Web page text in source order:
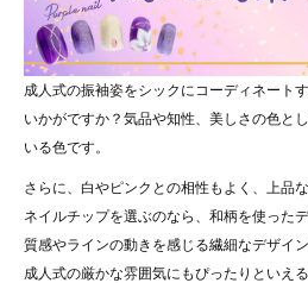
成人式の振袖姿をシックにコーディネート
いかがですか？気品や知性、美しさの色と
いる色です。
さらに、白やピンクとの相性もよく、上品
ネイルチップを選ぶのなら、和柄を使った
質感やラインの動きを感じる繊細なデザイ
成人式の厳かな雰囲気にもぴったりといえる